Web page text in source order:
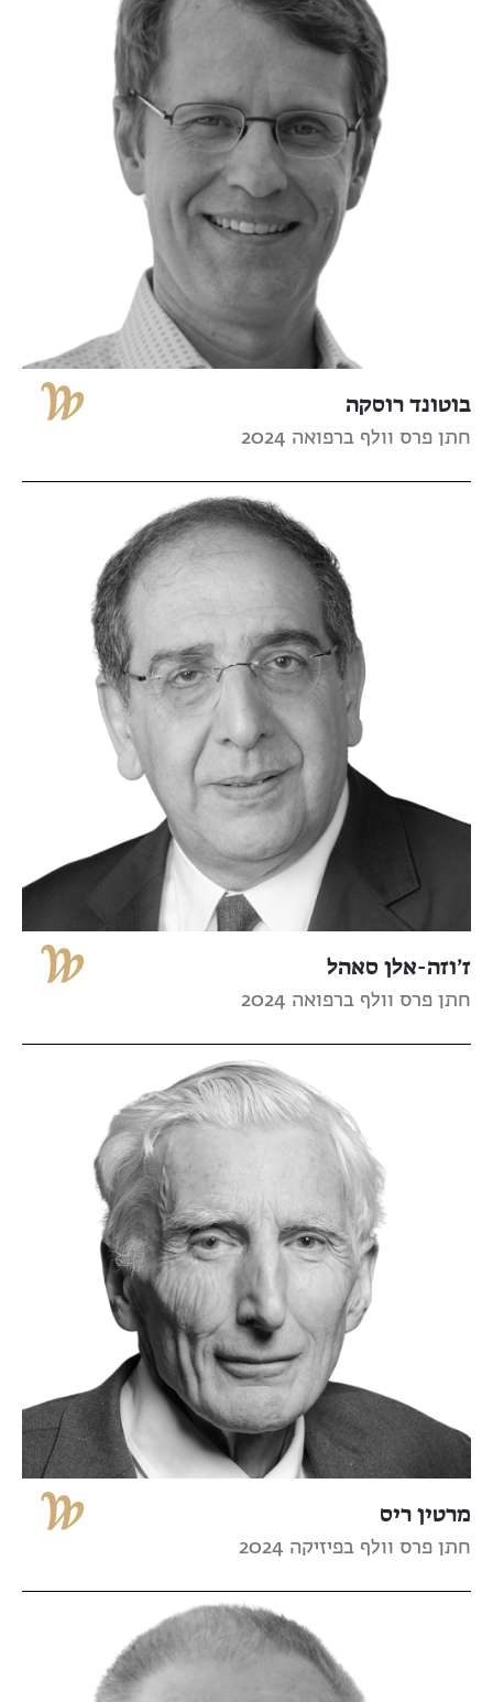
בוטונד רוסקה
חתן פרס וולף ברפואה 2024
ז’וזה-אלן סאהל
חתן פרס וולף ברפואה 2024
מרטין ריס
חתן פרס וולף בפיזיקה 2024